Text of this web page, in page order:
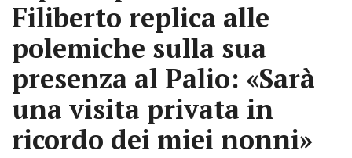
Filiberto replica alle
polemiche sulla sua
presenza al Palio: «Sarà
una visita privata in
ricordo dei miei nonni»